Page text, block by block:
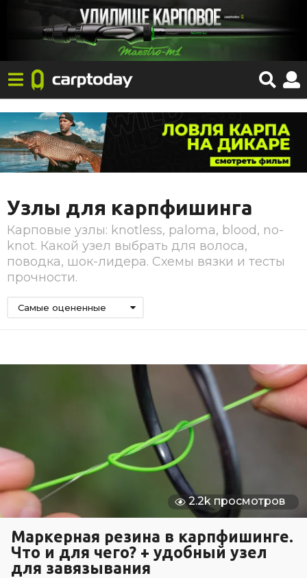
Узлы для карпфишинга
Карповые узлы: knotless, paloma, blood, no-
knot. Какой узел выбрать для волоса,
поводка, шок-лидера. Схемы вязки и тесты
прочности.
Самые оцененные
2.2k просмотров
Маркерная резина в карпфишинге.
Что и для чего? + удобный узел
для завязывания